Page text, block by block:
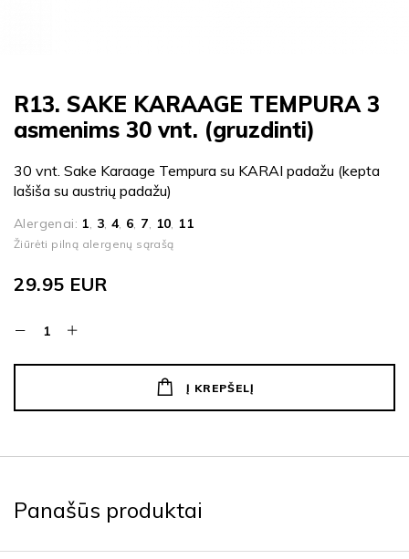
R13. SAKE KARAAGE TEMPURA 3
asmenims 30 vnt. (gruzdinti)
30 vnt. Sake Karaage Tempura su KARAI padažu (kepta
lašiša su austrių padažu)
Alergenai: 1, 3, 4, 6, 7, 10, 11
Žiūrėti pilną alergenų sąrašą
29.95 EUR
Į KREPŠELĮ
Panašūs produktai